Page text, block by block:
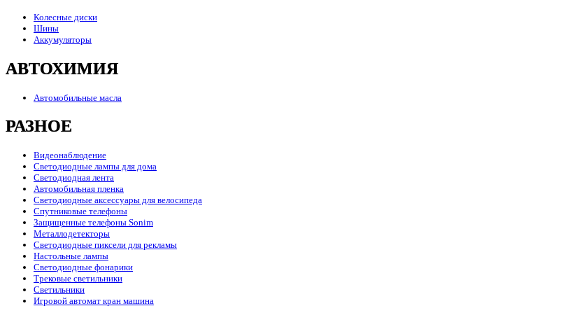
Колесные диски
Шины
Аккумуляторы
АВТОХИМИЯ
Автомобильные масла
РАЗНОЕ
Видеонаблюдение
Светодиодные лампы для дома
Светодиодная лента
Автомобильная пленка
Светодиодные аксессуары для велосипеда
Спутниковые телефоны
Защищенные телефоны Sonim
Металлодетекторы
Светодиодные пиксели для рекламы
Настольные лампы
Светодиодные фонарики
Трековые светильники
Светильники
Игровой автомат кран машина